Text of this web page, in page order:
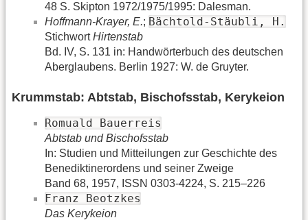
48 S. Skipton 1972/1975/1995: Dalesman.
Hoffmann-Krayer, E.; Bächtold-Stäubli, H.
StichwortHirtenstab
Bd. IV, S. 131 in: Handwörterbuch des deutschen
Aberglaubens. Berlin 1927: W. de Gruyter.
Krummstab: Abtstab, Bischofsstab, Kerykeion
Romuald Bauerreis
Abtstab und Bischofsstab
In: Studien und Mitteilungen zur Geschichte des
Benediktinerordens und seiner Zweige
Band 68, 1957, ISSN 0303-4224, S. 215–226
Franz Beotzkes
Das Kerykeion